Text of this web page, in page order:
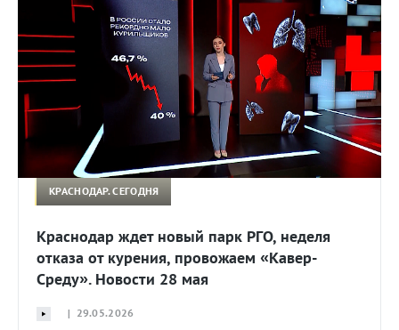
КРАСНОДАР. СЕГОДНЯ
Краснодар ждет новый парк РГО, неделя
отказа от курения, провожаем «Кавер-
Среду». Новости 28 мая
| 29.05.2026